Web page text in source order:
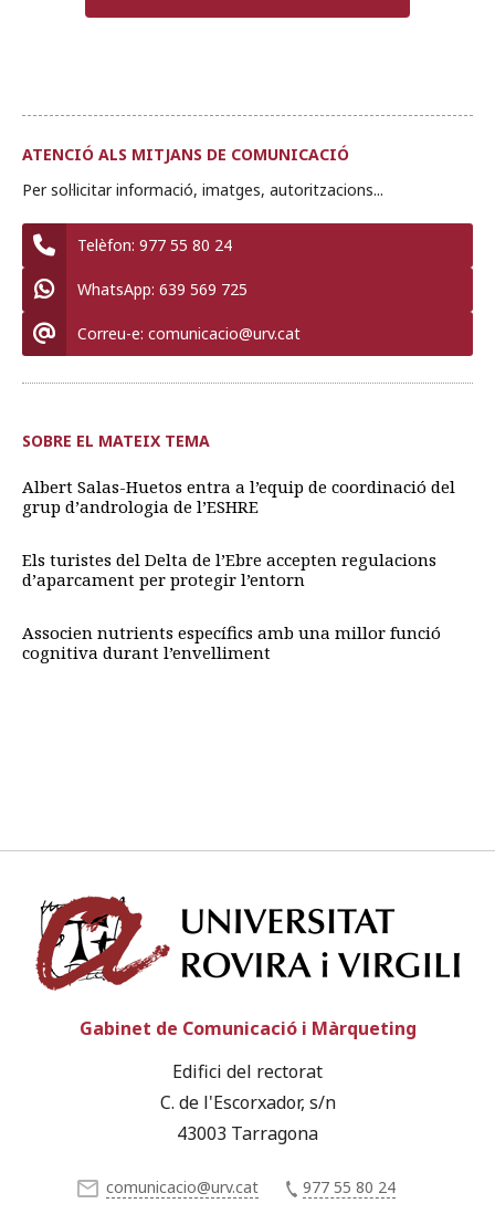
ATENCIÓ ALS MITJANS DE COMUNICACIÓ
Per sol·licitar informació, imatges, autoritzacions...
Telèfon: 977 55 80 24
WhatsApp: 639 569 725
Correu-e: comunicacio@urv.cat
SOBRE EL MATEIX TEMA
Albert Salas-Huetos entra a l’equip de coordinació del
grup d’andrologia de l’ESHRE
Els turistes del Delta de l’Ebre accepten regulacions
d’aparcament per protegir l’entorn
Associen nutrients específics amb una millor funció
cognitiva durant l’envelliment
Gabinet de Comunicació i Màrqueting
Edifici del rectorat
C. de l'Escorxador, s/n
43003 Tarragona
comunicacio@urv.cat 977 55 80 24